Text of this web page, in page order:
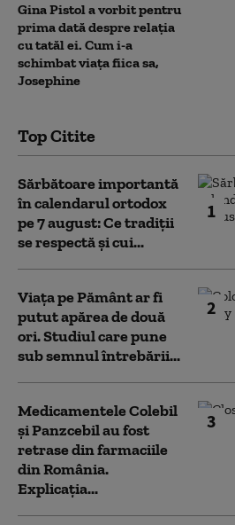
Gina Pistol a vorbit pentru
prima dată despre relația
cu tatăl ei. Cum i-a
schimbat viața fiica sa,
Josephine
Top Citite
1
Sărbătoare importantă
în calendarul ortodox
pe 7 august: Ce tradiții
se respectă și cui...
2
Viața pe Pământ ar fi
putut apărea de două
ori. Studiul care pune
sub semnul întrebării...
3
Medicamentele Colebil
și Panzcebil au fost
retrase din farmaciile
din România.
Explicația...